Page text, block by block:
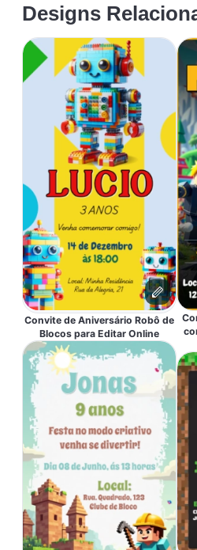
Designs
Convite de Aniversário Robô de
Blocos para Editar Online